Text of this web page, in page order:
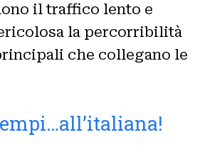
il traffico lento e
la percorribilità
che collegano le